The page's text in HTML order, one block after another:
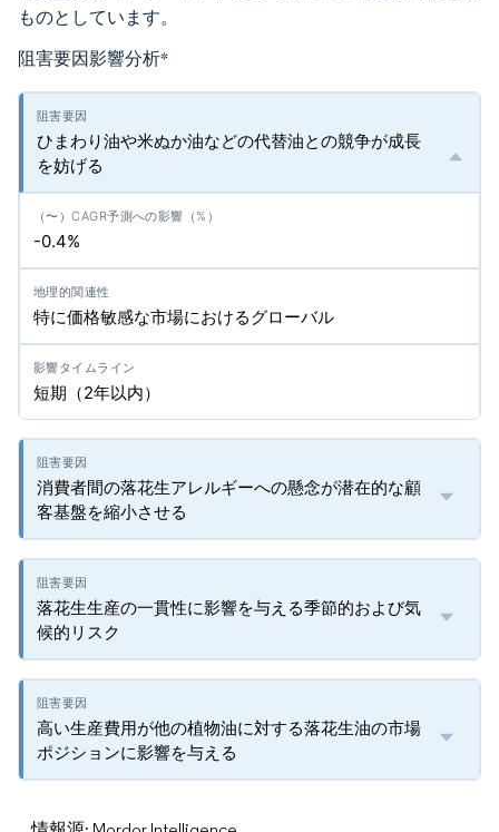
ものとしています。
阻害要因影響分析*
ひまわり油や米ぬか油などの代替油との競争が成長
を妨げる
-0.4%
特に価格敏感な市場におけるグローバル
短期（2年以内）
消費者間の落花生アレルギーへの懸念が潜在的な顧
客基盤を縮小させる
落花生生産の一貫性に影響を与える季節的および気
候的リスク
高い生産費用が他の植物油に対する落花生油の市場
ポジションに影響を与える